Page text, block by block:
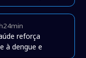
reforça
à dengue e